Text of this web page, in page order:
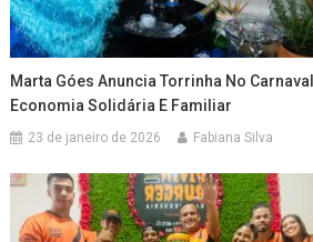
Marta Góes Anuncia Torrinha No
Economia Solidária E Familiar
23 de janeiro de 2026 Fabiana Silva